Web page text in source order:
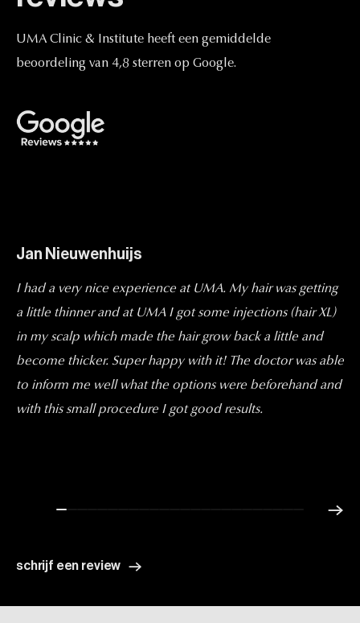
UMA Clinic & Institute heeft een gemiddelde
beoordeling van 4,8 sterren op Google.
Jan Nieuwenhuijs
I had a very nice experience at UMA. My hair was getting
a little thinner and at UMA I got some injections (hair XL)
in my scalp which made the hair grow back a little and
become thicker. Super happy with it! The doctor was able
to inform me well what the options were beforehand and
with this small procedure I got good results.
schrijf een review